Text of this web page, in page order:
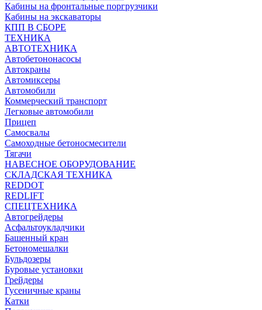
Кабины на фронтальные поргрузчики
Кабины на экскаваторы
КПП В СБОРЕ
ТЕХНИКА
АВТОТЕХНИКА
Автобетононасосы
Автокраны
Автомиксеры
Автомобили
Коммерческий транспорт
Легковые автомобили
Прицеп
Самосвалы
Самоходные бетоносмесители
Тягачи
НАВЕСНОЕ ОБОРУДОВАНИЕ
СКЛАДСКАЯ ТЕХНИКА
REDDOT
REDLIFT
СПЕЦТЕХНИКА
Автогрейдеры
Асфальтоукладчики
Башенный кран
Бетономешалки
Бульдозеры
Буровые установки
Грейдеры
Гусеничные краны
Катки